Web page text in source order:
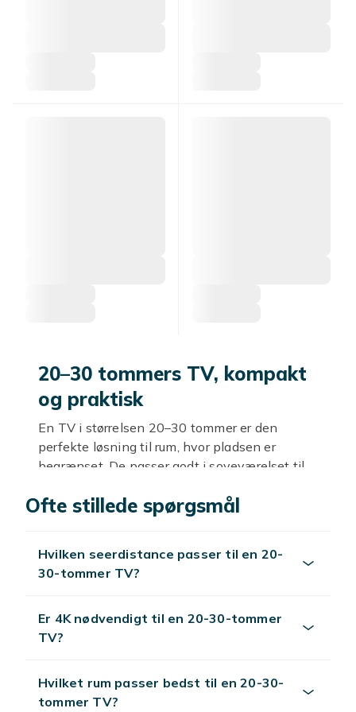
20–30 tommers TV, kompakt
og praktisk
En TV i størrelsen 20–30 tommer er den
perfekte løsning til rum, hvor pladsen er
begrænset. De passer godt i soveværelset til
madlavning, på børneværelset eller i et
Rigtig opløsning til 20–30
Til TV-apparater i denne størrelse er HD
en skærmstørrelse under 32 tommer er
forskellen mellem Full HD og 4K næsten
Ofte stillede spørgsmål
Hvilken seerdistance passer til en 20-
30-tommer TV?
Er 4K nødvendigt til en 20-30-tommer
TV?
Hvilket rum passer bedst til en 20-30-
tommer TV?